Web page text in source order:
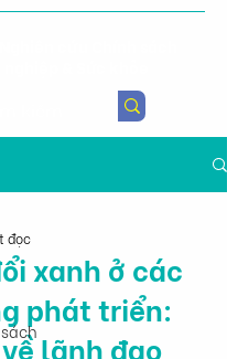
xanh ở các
phát triển:
lãnh đạo
đọc